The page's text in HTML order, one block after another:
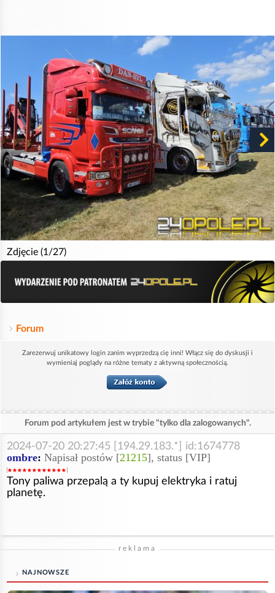
Zdjęcie (1/27)
Forum
Zarezerwuj unikatowy login zanim wyprzedzą cię inni! Włącz się do dyskusji i
wymieniaj poglądy na różne tematy z aktywną społecznością.
Forum pod artykułem jest w trybie "tylko dla zalogowanych".
2024-07-20 20:27:45 [194.29.183.*] id:1674778
ombre: Napisał postów [21215], status [VIP]
Tony paliwa przepalą a ty kupuj elektryka i ratuj
planetę.
reklama
NAJNOWSZE